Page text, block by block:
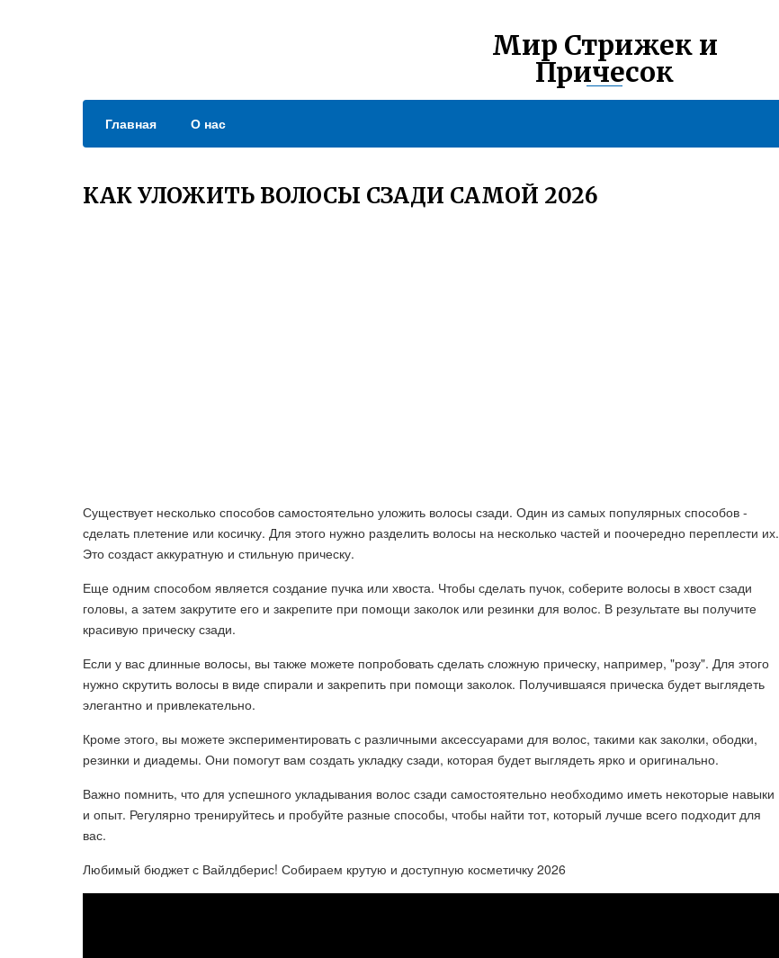
Мир Стрижек и
Причесок
Главная О нас
КАК УЛОЖИТЬ ВОЛОСЫ СЗАДИ САМОЙ 2026
Существует несколько способов самостоятельно уложить волосы сзади. Один из самых популярных способов -
сделать плетение или косичку. Для этого нужно разделить волосы на несколько частей и поочередно переплести их.
Это создаст аккуратную и стильную прическу.
Еще одним способом является создание пучка или хвоста. Чтобы сделать пучок, соберите волосы в хвост сзади
головы, а затем закрутите его и закрепите при помощи заколок или резинки для волос. В результате вы получите
красивую прическу сзади.
Если у вас длинные волосы, вы также можете попробовать сделать сложную прическу, например, "розу". Для этого
нужно скрутить волосы в виде спирали и закрепить при помощи заколок. Получившаяся прическа будет выглядеть
элегантно и привлекательно.
Кроме этого, вы можете экспериментировать с различными аксессуарами для волос, такими как заколки, ободки,
резинки и диадемы. Они помогут вам создать укладку сзади, которая будет выглядеть ярко и оригинально.
Важно помнить, что для успешного укладывания волос сзади самостоятельно необходимо иметь некоторые навыки
и опыт. Регулярно тренируйтесь и пробуйте разные способы, чтобы найти тот, который лучше всего подходит для
вас.
Любимый бюджет с Вайлдберис! Собираем крутую и доступную косметичку 2026